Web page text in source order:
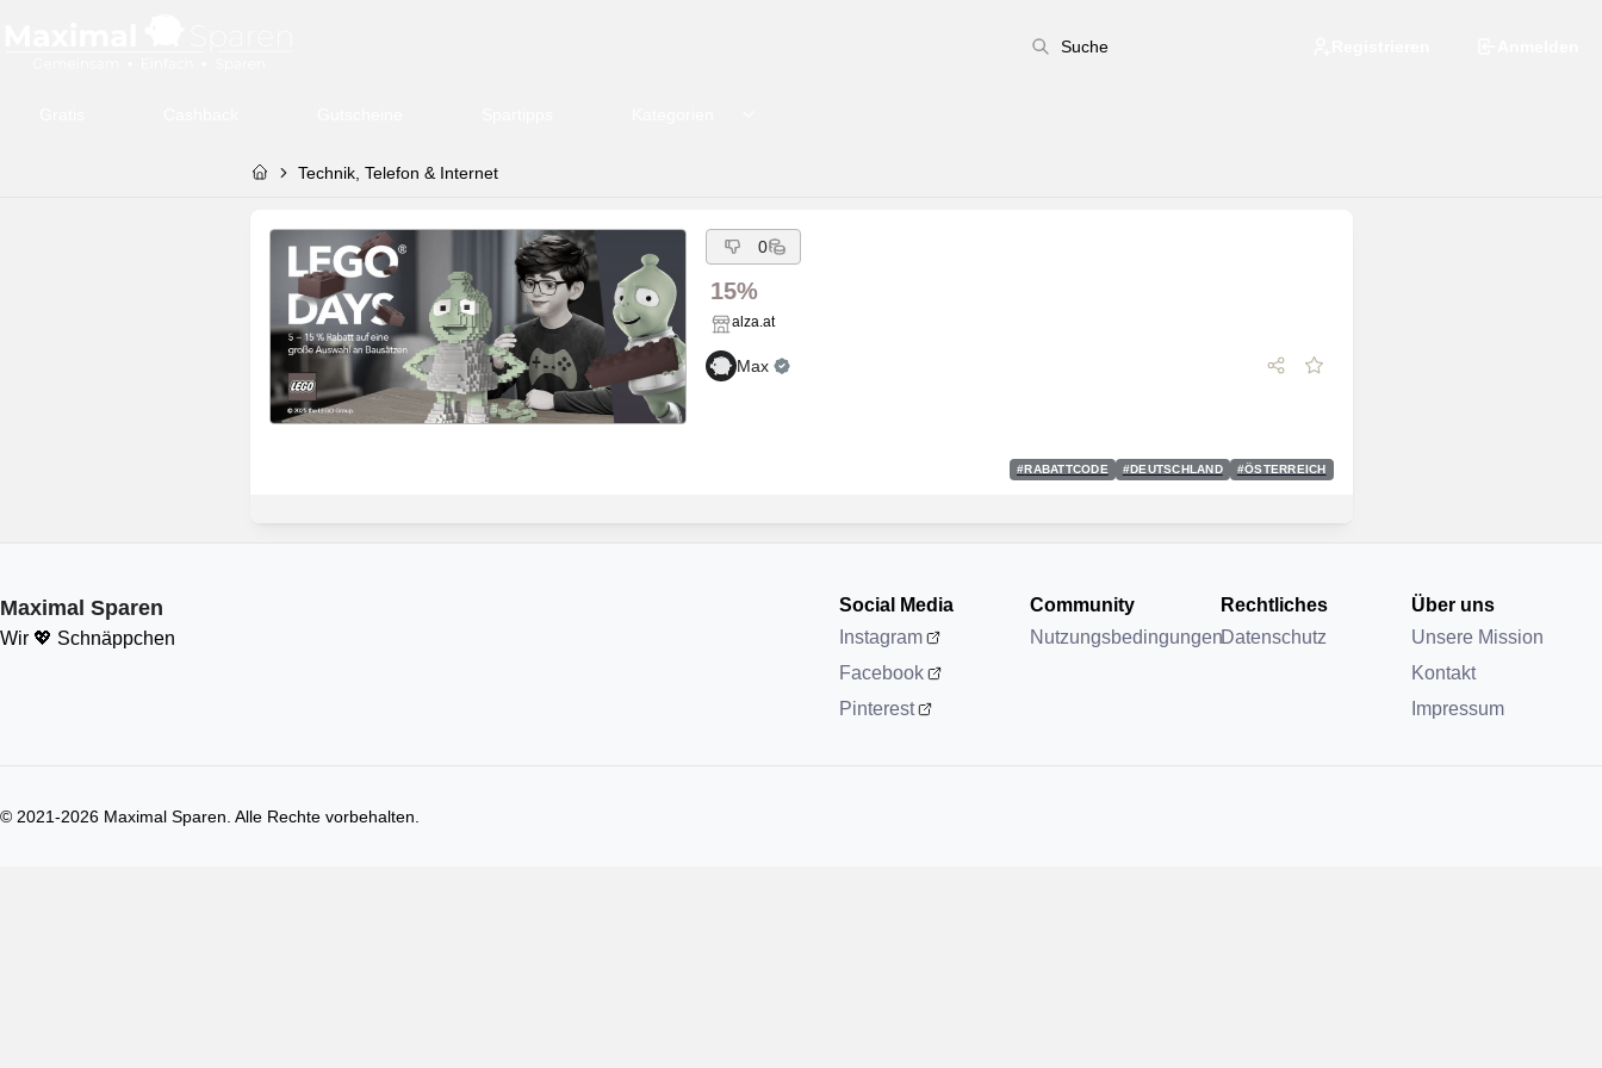
Technik, Telefon & Internet
0
15%
alza.at
Max
#RABATTCODE #DEUTSCHLAND #ÖSTERREICH
Maximal Sparen
Wir 💖 Schnäppchen
Social Media
Instagram
Facebook
Pinterest
Community
Nutzungsbedingungen
Rechtliches
Datenschutz
Über uns
Unsere Mission
Kontakt
Impressum
© 2021-2026 Maximal Sparen. Alle Rechte vorbehalten.